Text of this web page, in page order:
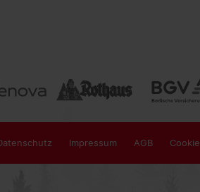
Impressum AGB Cookie